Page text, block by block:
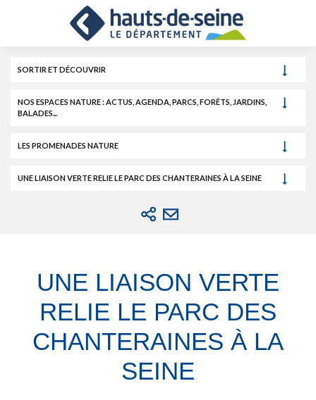
recherche
SORTIR ET DÉCOUVRIR
NOS ESPACES NATURE : ACTUS, AGENDA, PARCS, FORÊTS, JARDINS,
BALADES...
LES PROMENADES NATURE
UNE LIAISON VERTE RELIE LE PARC DES CHANTERAINES À LA SEINE
UNE LIAISON VERTE
RELIE LE PARC DES
CHANTERAINES À LA
SEINE
Cookies et traceurs utilisés sur ce site.